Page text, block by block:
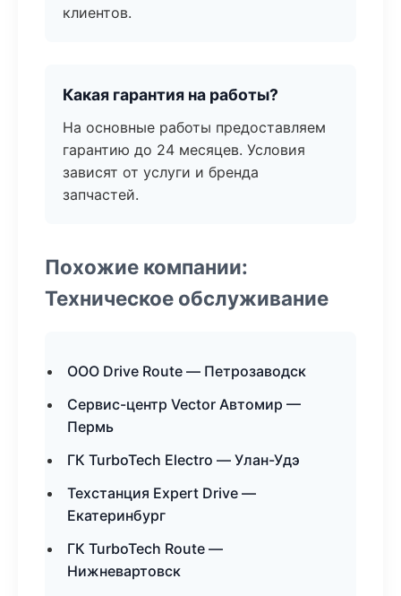
клиентов.
Какая гарантия на работы?
На основные работы предоставляем
гарантию до 24 месяцев. Условия
зависят от услуги и бренда
запчастей.
Похожие компании:
Техническое обслуживание
ООО Drive Route — Петрозаводск
Сервис-центр Vector Автомир —
Пермь
ГК TurboTech Electro — Улан-Удэ
Техстанция Expert Drive —
Екатеринбург
ГК TurboTech Route —
Нижневартовск